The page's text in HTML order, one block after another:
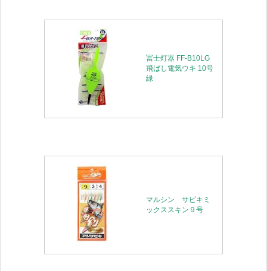
冨士灯器 FF-B10LG
飛ばし電気ウキ 10号
緑
マルシン サビキミ
ックススキン９号